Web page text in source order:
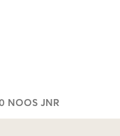
NOOS JNR